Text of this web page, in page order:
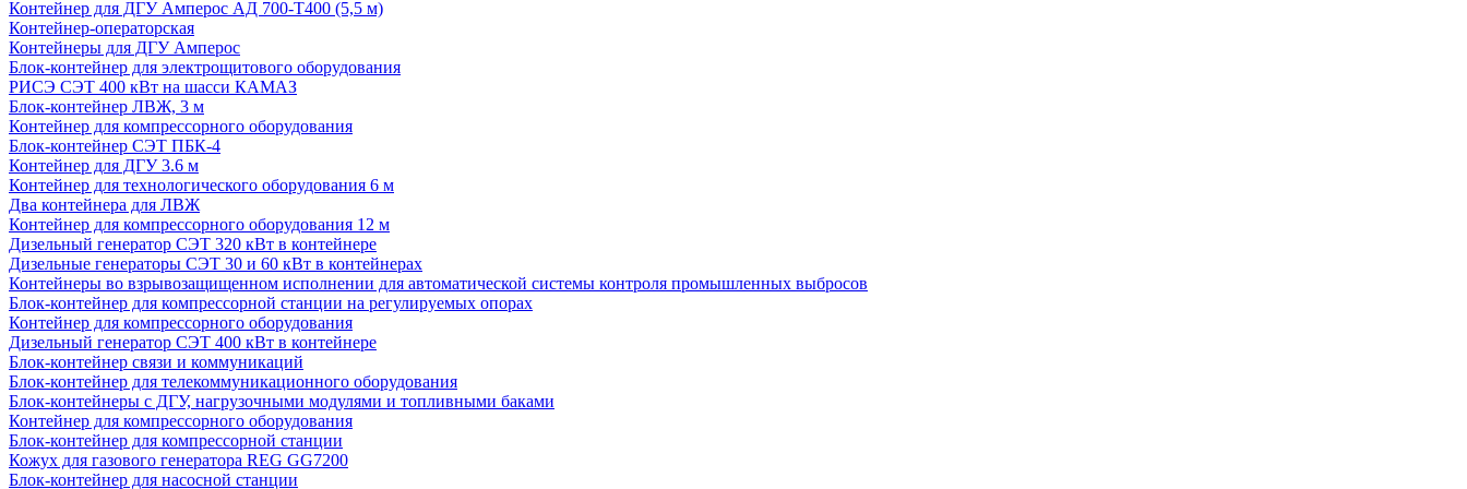
Контейнер для ДГУ Амперос АД 700-Т400 (5,5 м)
Контейнер-операторская
Контейнеры для ДГУ Амперос
Блок-контейнер для электрощитового оборудования
РИСЭ СЭТ 400 кВт на шасси КАМАЗ
Блок-контейнер ЛВЖ, 3 м
Контейнер для компрессорного оборудования
Блок-контейнер СЭТ ПБК-4
Контейнер для ДГУ 3.6 м
Контейнер для технологического оборудования 6 м
Два контейнера для ЛВЖ
Контейнер для компрессорного оборудования 12 м
Дизельный генератор СЭТ 320 кВт в контейнере
Дизельные генераторы СЭТ 30 и 60 кВт в контейнерах
Контейнеры во взрывозащищенном исполнении для автоматической системы контроля промышленных выбросов
Блок-контейнер для компрессорной станции на регулируемых опорах
Контейнер для компрессорного оборудования
Дизельный генератор СЭТ 400 кВт в контейнере
Блок-контейнер связи и коммуникаций
Блок-контейнер для телекоммуникационного оборудования
Блок-контейнеры с ДГУ, нагрузочными модулями и топливными баками
Контейнер для компрессорного оборудования
Блок-контейнер для компрессорной станции
Кожух для газового генератора REG GG7200
Блок-контейнер для насосной станции